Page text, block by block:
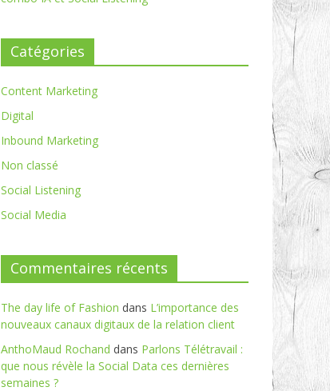
Catégories
Content Marketing
Digital
Inbound Marketing
Non classé
Social Listening
Social Media
Commentaires récents
The day life of Fashion dans L’importance des
nouveaux canaux digitaux de la relation client
AnthoMaud Rochand dans Parlons Télétravail :
que nous révèle la Social Data ces dernières
semaines ?